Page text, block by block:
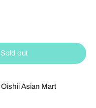
Sold out
Oishii Asian Mart